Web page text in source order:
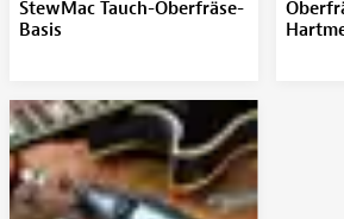
StewMac Tauch-Oberfräse-
Basis